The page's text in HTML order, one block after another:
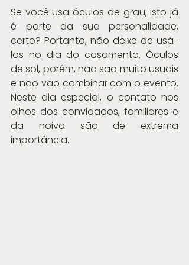
Se você usa óculos de grau, isto já
é parte da sua personalidade,
certo? Portanto, não deixe de usá-
los no dia do casamento. Óculos
de sol, porém, não são muito usuais
e não vão combinar com o evento.
Neste dia especial, o contato nos
olhos dos convidados, familiares e
da noiva são de extrema
importância.